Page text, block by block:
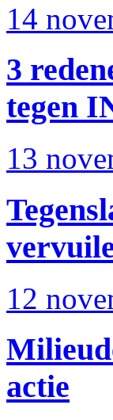
14
3
tegen
13
12
actie